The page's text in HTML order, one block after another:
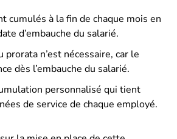
cumulés à la fin de chaque mois en
d’embauche du salarié.
prorata n’est nécessaire, car le
dès l’embauche du salarié.
personnalisé qui tient
de service de chaque employé.